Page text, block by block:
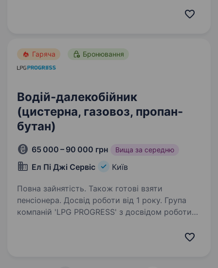
року допомагає киянам та жителям області
ми шукаємо…
Гаряча Бронювання
Водій-далекобійник
(цистерна, газовоз, пропан-
бутан)
65 000 – 90 000 грн Вища за середню
Ел Пі Джі Сервіс Київ
Повна зайнятість. Також готові взяти
пенсіонера. Досвід роботи від 1 року. Група
компаній 'LPG PROGRESS' з досвідом роботи
бутану, для розширення штату набирає водіїв-